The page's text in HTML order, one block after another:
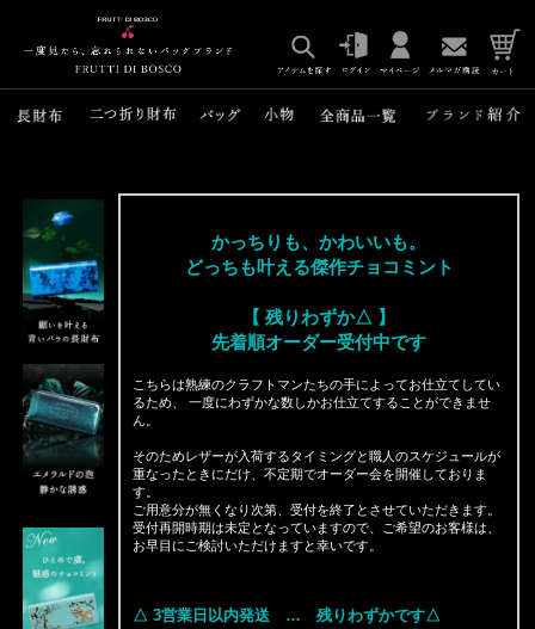
かっちりも、かわいいも。
どっちも叶える傑作チョコミント
【 残りわずか△ 】
先着順オーダー受付中です
こちらは熟練のクラフトマンたちの手によってお仕立てしてい
るため、 一度にわずかな数しかお仕立てすることができませ
ん。
そのためレザーが入荷するタイミングと職人のスケジュールが
重なったときにだけ、不定期でオーダー会を開催しておりま
す。
ご用意分が無くなり次第、受付を終了とさせていただきます。
受付再開時期は未定となっていますので、ご希望のお客様は、
お早目にご検討いただけますと幸いです。
△ 3営業日以内発送 … 残りわずかです△